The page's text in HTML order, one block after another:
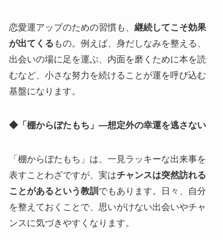
恋愛運アップのための習慣も、 継続してこそ効果
が出てくる もの。例えば、身だしなみを整える、
出会いの場に足を運ぶ、内面を磨くために本を読
むなど、小さな努力を続けることが運を呼び込む
基盤になります。
◆「棚からぼたもち」—想定外の幸運を逃さない
「棚からぼたもち」は、一見ラッキーな出来事を
表すことわざですが、実はチャンスは突然訪れる
ことがあるという教訓 でもあります。日々、自分
を整えておくことで、思いがけない出会いやチャ
ンスに気づきやすくなります。